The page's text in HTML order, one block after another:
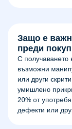
Защо е
преди
С получаването
възможни
или други
умишлено
20% от
дефекти или